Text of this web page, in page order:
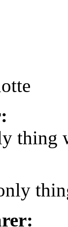
thing